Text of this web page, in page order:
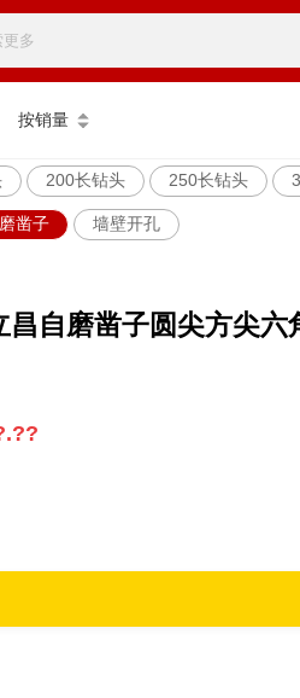
按销量
200长钻头 250长钻头
凿子 墙壁开孔
昌自磨凿子圆尖方尖六